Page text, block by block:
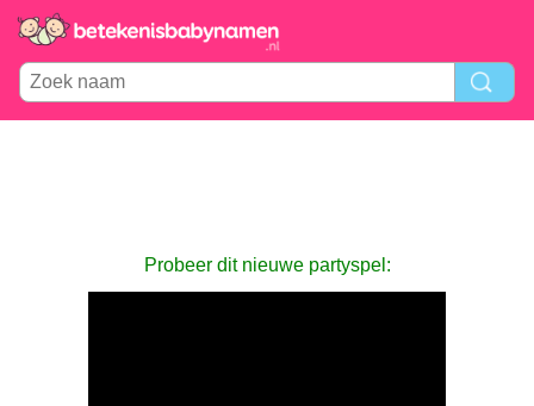
Probeer dit nieuwe partyspel: